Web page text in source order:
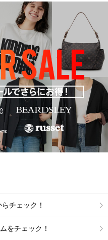
チェック！
をチェック！